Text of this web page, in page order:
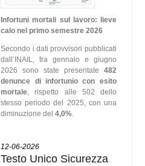
Infortuni mortali sul lavoro: lieve
calo nel primo semestre 2026
Secondo i dati provvisori pubblicati
dall’INAIL, tra gennaio e giugno
2026 sono state presentate 482
denunce di infortunio con esito
mortale , rispetto alle 502 dello
stesso periodo del 2025, con una
diminuzione del4,0%
12-06-2026
Testo Unico Sicurezza